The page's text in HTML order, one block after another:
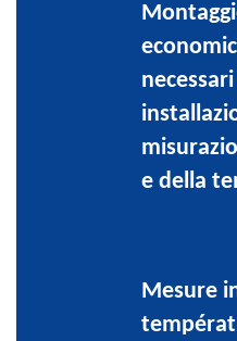
e della
Mesure